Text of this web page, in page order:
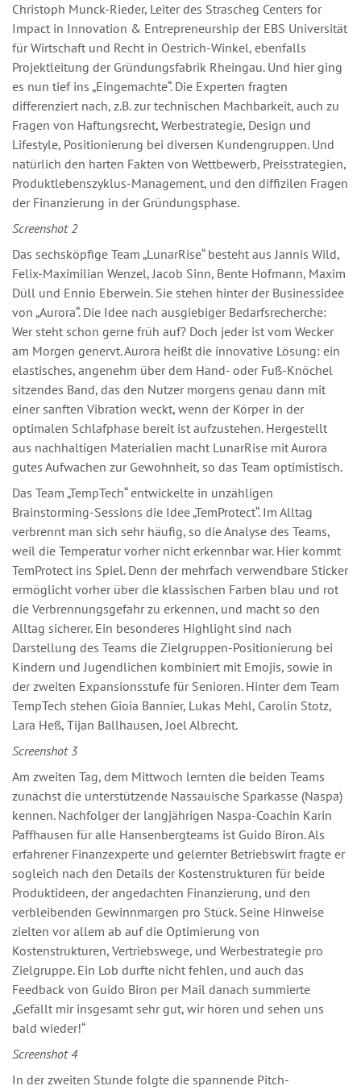
Christoph Munck-Rieder, Leiter des Strascheg Centers for
Impact in Innovation & Entrepreneurship der EBS Universität
für Wirtschaft und Recht in Oestrich-Winkel, ebenfalls
Projektleitung der Gründungsfabrik Rheingau. Und hier ging
es nun tief ins „Eingemachte“. Die Experten fragten
differenziert nach, z.B. zur technischen Machbarkeit, auch zu
Fragen von Haftungsrecht, Werbestrategie, Design und
Lifestyle, Positionierung bei diversen Kundengruppen. Und
natürlich den harten Fakten von Wettbewerb, Preisstrategien,
Produktlebenszyklus-Management, und den diffizilen Fragen
der Finanzierung in der Gründungsphase.
Screenshot 2
Das sechsköpfige Team „LunarRise“ besteht aus Jannis Wild,
Felix-Maximilian Wenzel, Jacob Sinn, Bente Hofmann, Maxim
Düll und Ennio Eberwein. Sie stehen hinter der Businessidee
von „Aurora“. Die Idee nach ausgiebiger Bedarfsrecherche:
Wer steht schon gerne früh auf? Doch jeder ist vom Wecker
am Morgen genervt. Aurora heißt die innovative Lösung: ein
elastisches, angenehm über dem Hand- oder Fuß-Knöchel
sitzendes Band, das den Nutzer morgens genau dann mit
einer sanften Vibration weckt, wenn der Körper in der
optimalen Schlafphase bereit ist aufzustehen. Hergestellt
aus nachhaltigen Materialien macht LunarRise mit Aurora
gutes Aufwachen zur Gewohnheit, so das Team optimistisch.
Das Team „TempTech“ entwickelte in unzähligen
Brainstorming-Sessions die Idee „TemProtect“. Im Alltag
verbrennt man sich sehr häufig, so die Analyse des Teams,
weil die Temperatur vorher nicht erkennbar war. Hier kommt
TemProtect ins Spiel. Denn der mehrfach verwendbare Sticker
ermöglicht vorher über die klassischen Farben blau und rot
die Verbrennungsgefahr zu erkennen, und macht so den
Alltag sicherer. Ein besonderes Highlight sind nach
Darstellung des Teams die Zielgruppen-Positionierung bei
Kindern und Jugendlichen kombiniert mit Emojis, sowie in
der zweiten Expansionsstufe für Senioren. Hinter dem Team
TempTech stehen Gioia Bannier, Lukas Mehl, Carolin Stotz,
Lara Heß, Tijan Ballhausen, Joel Albrecht.
Screenshot 3
Am zweiten Tag, dem Mittwoch lernten die beiden Teams
zunächst die unterstützende Nassauische Sparkasse (Naspa)
kennen. Nachfolger der langjährigen Naspa-Coachin Karin
Paffhausen für alle Hansenbergteams ist Guido Biron. Als
erfahrener Finanzexperte und gelernter Betriebswirt fragte er
sogleich nach den Details der Kostenstrukturen für beide
Produktideen, der angedachten Finanzierung, und den
verbleibenden Gewinnmargen pro Stück. Seine Hinweise
zielten vor allem ab auf die Optimierung von
Kostenstrukturen, Vertriebswege, und Werbestrategie pro
Zielgruppe. Ein Lob durfte nicht fehlen, und auch das
Feedback von Guido Biron per Mail danach summierte
„Gefällt mir insgesamt sehr gut, wir hören und sehen uns
bald wieder!“
Screenshot 4
In der zweiten Stunde folgte die spannende Pitch-